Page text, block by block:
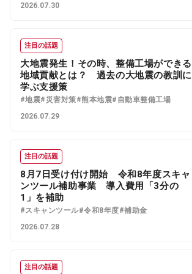
2026.07.30
注目の話題
大地震発生！その時、整備工場ができる
地域貢献とは？ 過去の大地震の教訓に
学ぶ支援策
#地震#災害対策#熊本地震#自動車整備工場
2026.07.29
注目の話題
8月7日受け付け開始 令和8年度スキャ
ンツール補助事業 導入費用「3分の
1」を補助
#スキャンツール#令和8年度#補助金
2026.07.28
注目の話題